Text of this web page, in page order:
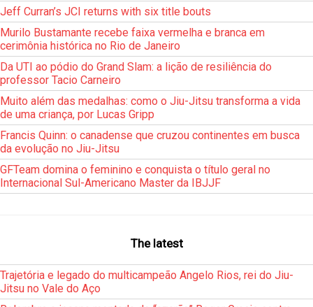
Jeff Curran’s JCI returns with six title bouts
Murilo Bustamante recebe faixa vermelha e branca em
cerimônia histórica no Rio de Janeiro
Da UTI ao pódio do Grand Slam: a lição de resiliência do
professor Tacio Carneiro
Muito além das medalhas: como o Jiu-Jitsu transforma a vida
de uma criança, por Lucas Gripp
Francis Quinn: o canadense que cruzou continentes em busca
da evolução no Jiu-Jitsu
GFTeam domina o feminino e conquista o título geral no
Internacional Sul-Americano Master da IBJJF
The latest
Trajetória e legado do multicampeão Angelo Rios, rei do Jiu-
Jitsu no Vale do Aço